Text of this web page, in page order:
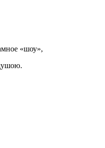
«шоу»,